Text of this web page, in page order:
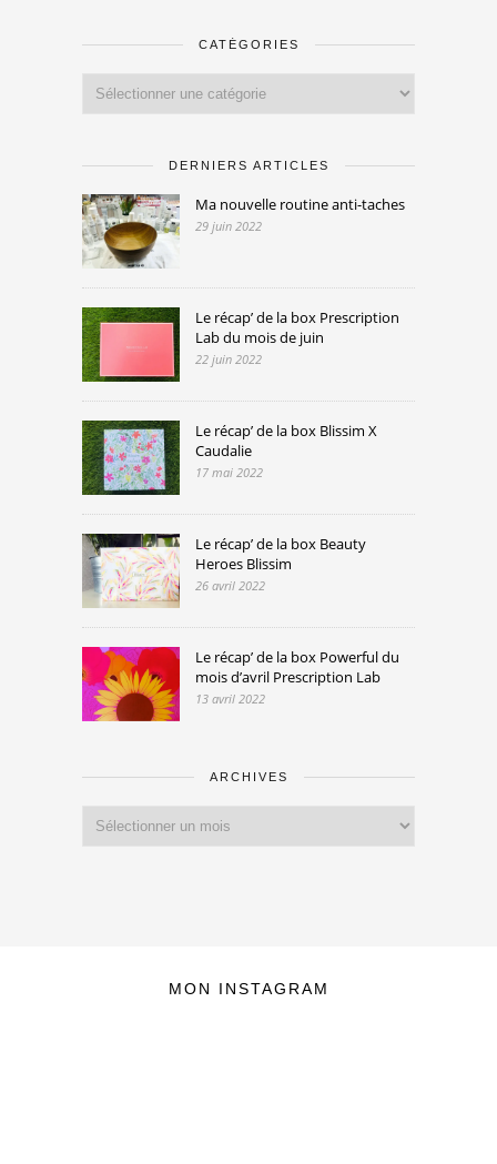
CATÉGORIES
DERNIERS ARTICLES
Ma nouvelle routine anti-taches
29 juin 2022
Le récap’ de la box Prescription
Lab du mois de juin
22 juin 2022
Le récap’ de la box Blissim X
Caudalie
17 mai 2022
Le récap’ de la box Beauty
Heroes Blissim
26 avril 2022
Le récap’ de la box Powerful du
mois d’avril Prescription Lab
13 avril 2022
ARCHIVES
MON INSTAGRAM